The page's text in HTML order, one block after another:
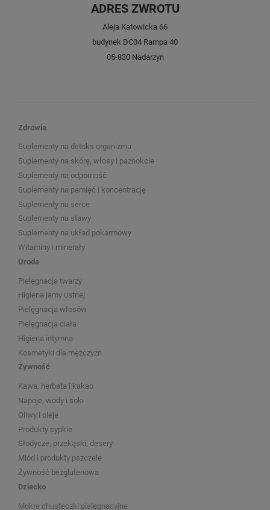
ADRES ZWROTU
Aleja Katowicka 66
budynek DC04 Rampa 40
05-830 Nadarzyn
Zdrowie
Suplementy na detoks organizmu
Suplementy na skórę, włosy i paznokcie
Suplementy na odporność
Suplementy na pamięć i koncentrację
Suplementy na serce
Suplementy na stawy
Suplementy na układ pokarmowy
Witaminy i minerały
Uroda
Pielęgnacja twarzy
Higiena jamy ustnej
Pielęgnacja włosów
Pielęgnacja ciała
Higiena intymna
Kosmetyki dla mężczyzn
Żywność
Kawa, herbata i kakao
Napoje, wody i soki
Oliwy i oleje
Produkty sypkie
Słodycze, przekąski, desery
Miód i produkty pszczele
Żywność bezglutenowa
Dziecko
Mokre chusteczki pielęgnacyjne